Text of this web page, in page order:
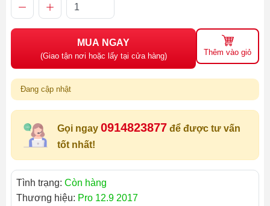
MUA NGAY
(Giao tận nơi hoặc lấy tại cửa hàng) Thêm vào giỏ
Đang cập nhật
Gọi ngay 0914823877 để được tư vấn
tốt nhất!
Tình trạng: Còn hàng
Thương hiệu: Pro 12.9 2017